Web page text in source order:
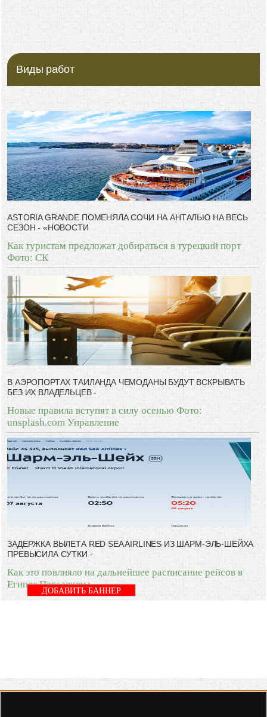
Виды работ
ASTORIA GRANDE ПОМЕНЯЛА СОЧИ НА АНТАЛЬЮ НА ВЕСЬ
СЕЗОН - «НОВОСТИ
Как туристам предложат добираться в турецкий порт
Фото: СК
В АЭРОПОРТАХ ТАИЛАНДА ЧЕМОДАНЫ БУДУТ ВСКРЫВАТЬ
БЕЗ ИХ ВЛАДЕЛЬЦЕВ -
Новые правила вступят в силу осенью Фото:
unsplash.com Управление
ЗАДЕРЖКА ВЫЛЕТА RED SEA AIRLINES ИЗ ШАРМ-ЭЛЬ-ШЕЙХА
ПРЕВЫСИЛА СУТКИ -
Как это повлияло на дальнейшее расписание рейсов в
Египет Пассажиры
ДОБАВИТЬ БАННЕР